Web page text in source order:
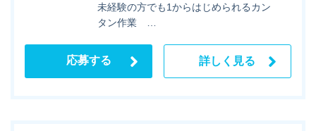
未経験の方でも1からはじめられるカン
タン作業 …
応募する 詳しく見る